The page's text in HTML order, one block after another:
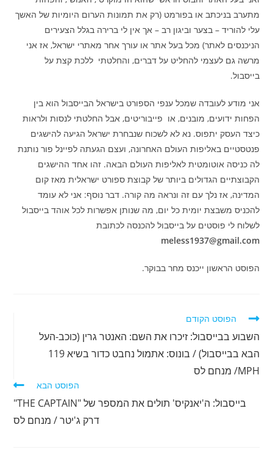
מתערב בניכתב או בפורמט (רק את תמונות הערום היומיות של האשך
עלי להוריד – בצער וביגון רב – אך אין לי ברירה בגלל הצעירים
הניכנסים לאתר) מכל בעל אתר או עורך אחר מאתרי ישראל, אז אני
מרשה גם לעצמי להחליט על דברים, והחלטתי ללכת קצת על
בייסבול.
אני מודע לעובדה שמכל ענפי הספורט בישראל הבייסבול הוא בין
הפחות ידועים, מובנים, או פייבוריטים, אבל החלטתי לנסות ולראות
כיצד העסק יתפוס. נא לא לשכוח שנבחרת ישראל הגיעה להישגים
פנטסטיים באליפות העולם האחרונה, ועצם הגעתה לפיינל פור נותנת
לה כניסה אוטומטית לאליפות העולם הבאה. זהו אחד ההישגים
הקבוצתיים הגדולים ביותר של קבוצת ספורט ישראלית מאז קום
המדינה, אז נלך עם זה ונראה מה קורה. דבר נוסף: אני לא עומד
להכניס משבצת יומית כל יום, מה שנותן אפשרות לכל אוהד בייסבול
לשלוח לי פוסטים על בייסבול להכנסה לכתובת
meless1937@gmail.com
הפוסט הראשון ייכנס מחר בבוקר.
לקרוא
נוספים
הפוסט הקודם
השבוע בבייסבול: זיכרו את השם: האנטר גרין (כוכב-העל
הבא בבייסבול) / בונוס: אתמול נחבט כדור בשיא 119
MPH/ מנחם לס
הפוסט הבא
בייסבול: ה'יאנקיס' תולים את המספר של "THE CAPTAIN"
דרק ג'יטר / מנחם לס